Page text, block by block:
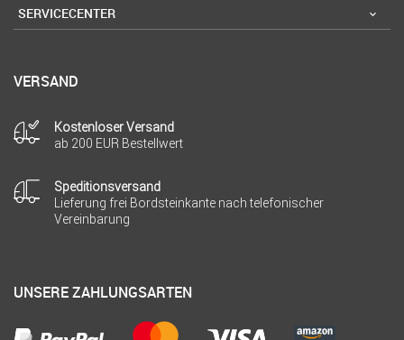
SERVICECENTER
VERSAND
Kostenloser Versand
ab 200 EUR Bestellwert
Speditionsversand
Lieferung frei Bordsteinkante nach telefonischer
Vereinbarung
UNSERE ZAHLUNGSARTEN